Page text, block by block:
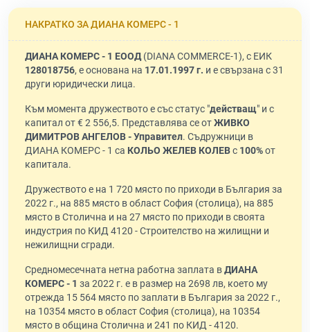
НАКРАТКО ЗА ДИАНА КОМЕРС - 1
ДИАНА КОМЕРС - 1 ЕООД(DIANA COMMERCE-1), с ЕИК
128018756, е основана на 17.01.1997 г. и е свързана с 31
други юридически лица.
Към момента дружеството е със статус "действащ" и с
капитал от € 2 556,5. Представлява се отЖИВКО
ДИМИТРОВ АНГЕЛОВ - Управител. Съдружници в
ДИАНА КОМЕРС - 1 са КОЛЬО ЖЕЛЕВ КОЛЕВс 100%от
капитала.
Дружеството е на 1 720 място по приходи в България за
2022 г., на 885 място в област София (столица), на 885
място в Столична и на 27 място по приходи в своята
индустрия по КИД 4120 - Строителство на жилищни и
нежилищни сгради.
Средномесечната нетна работна заплата вДИАНА
КОМЕРС - 1 за 2022 г. е в размер на 2698 лв, което му
отрежда 15 564 място по заплати в България за 2022 г.,
на 10354 място в област София (столица), на 10354
място в община Столична и 241 по КИД - 4120.